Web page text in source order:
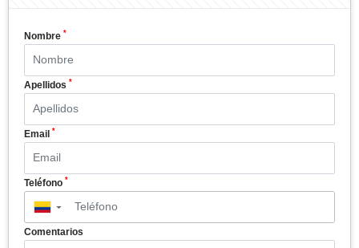
Nombre *
Apellidos *
Email *
Teléfono *
▼
Comentarios